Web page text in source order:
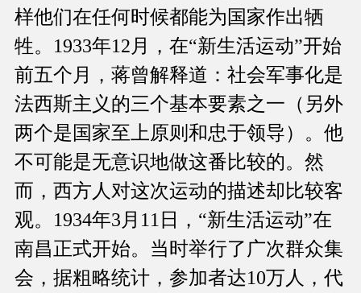
样他们在任何时候都能为国家作出牺
牲。1933年12月，在“新生活运动”开始
前五个月，蒋曾解释道：社会军事化是
法西斯主义的三个基本要素之一（另外
两个是国家至上原则和忠于领导）。他
不可能是无意识地做这番比较的。然
而，西方人对这次运动的描述却比较客
观。1934年3月11日，“新生活运动”在
南昌正式开始。当时举行了广次群众集
会，据粗略统计，参加者达10万人，代